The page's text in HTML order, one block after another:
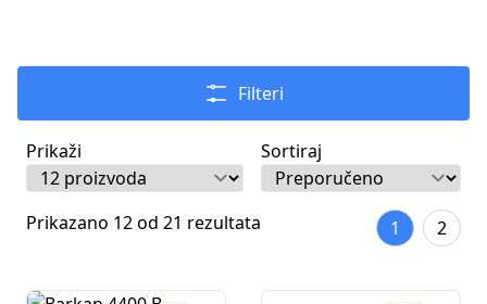
Filteri
Prikaži Sortiraj
Prikazano 12 od 21 rezultata 1 2